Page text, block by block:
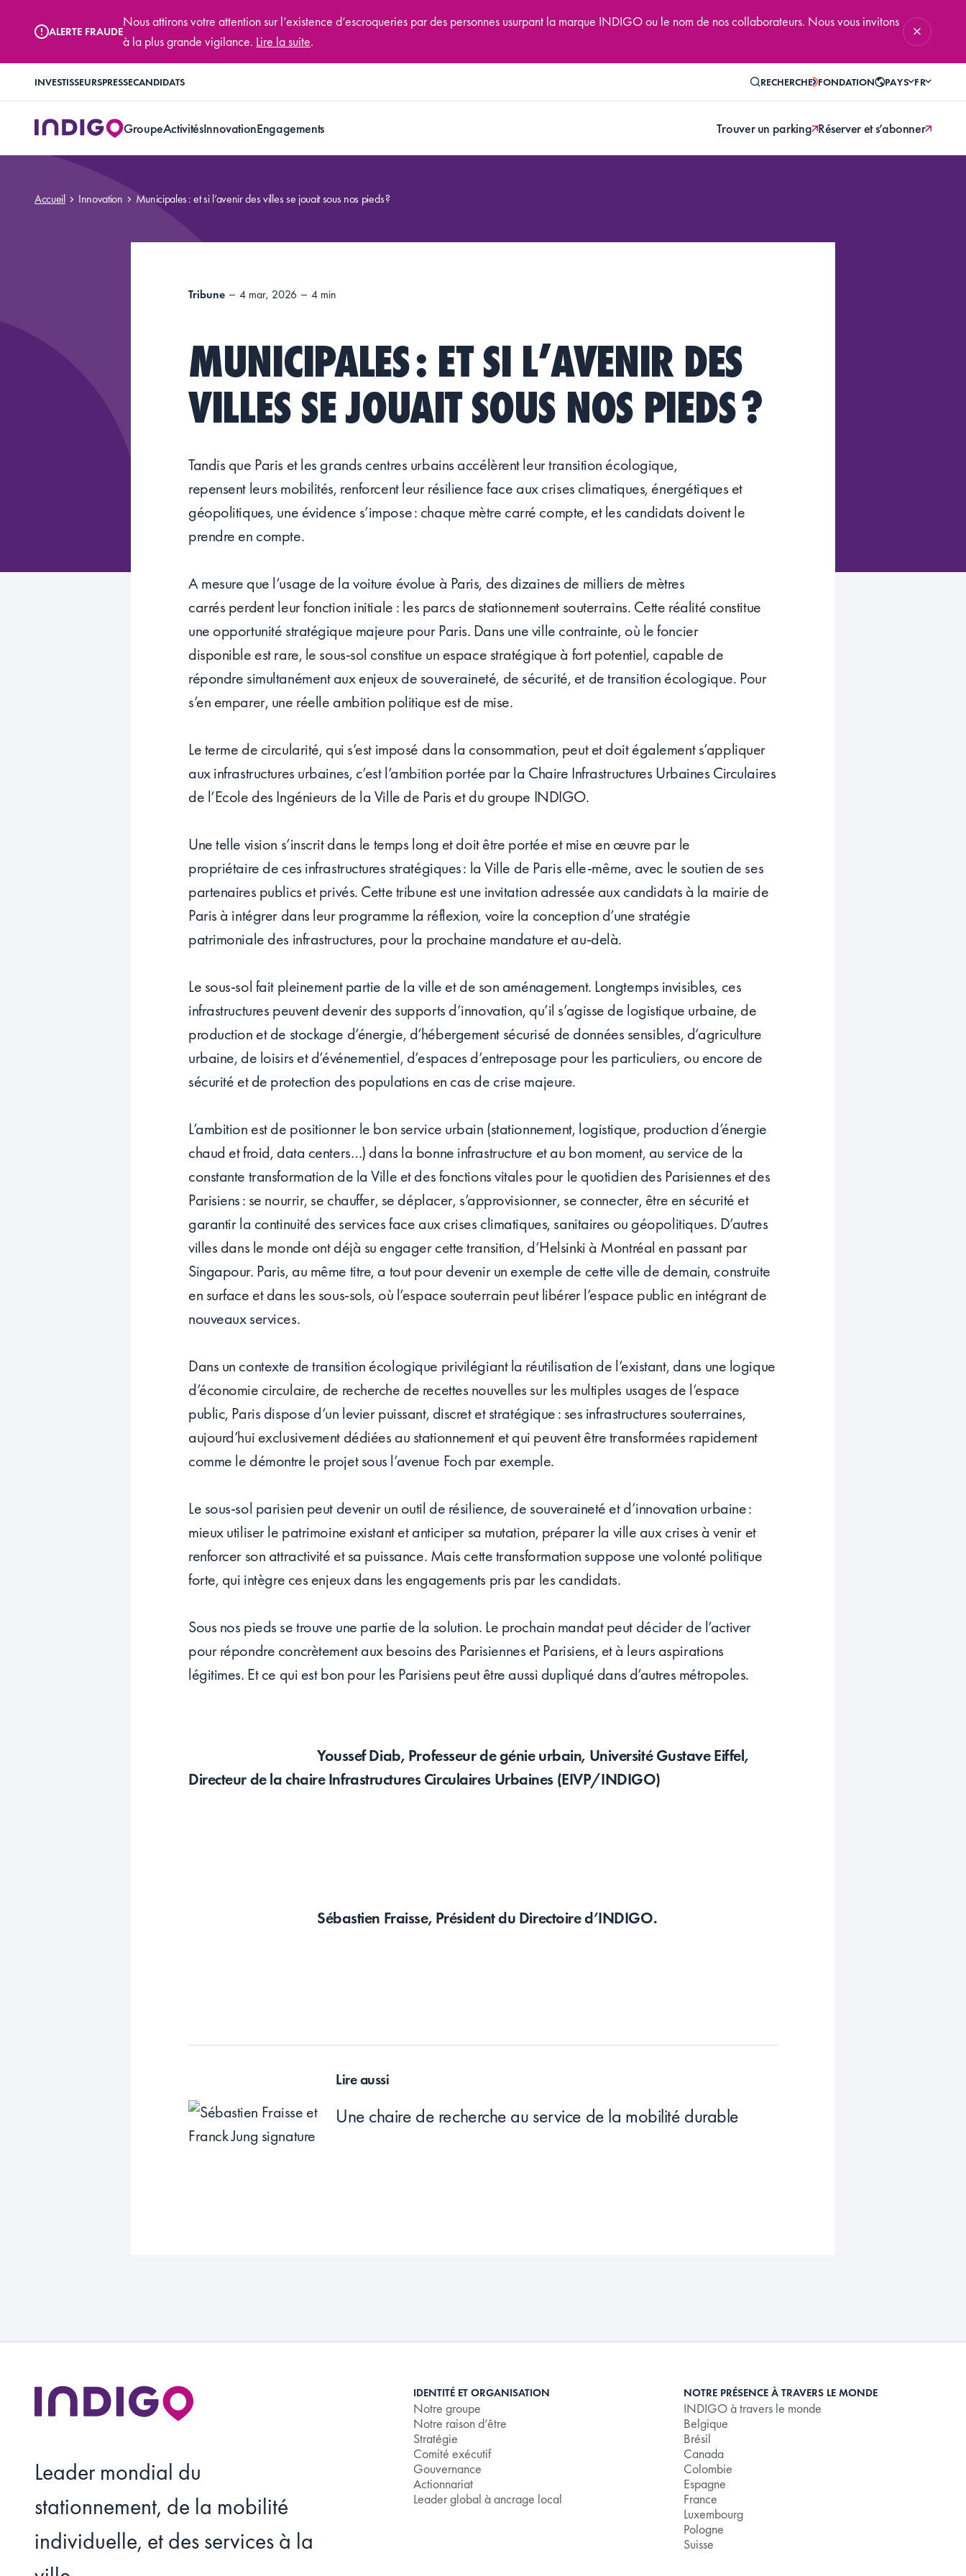
ALERTE FRAUDE
Nous attirons votre attention sur l’existence d’escroqueries par des personnes usurpant la marque INDIGO ou le nom de nos collaborateurs. Nous vous invitons
à la plus grande vigilance. Lire la suite.
INVESTISSEURSPRESSECANDIDATS RECHERCHE FONDATION PAYS FR
GroupeActivitésInnovationEngagements Trouver un parking Réserver et s’abonner
Accueil Innovation Municipales : et si l’avenir des villes se jouait sous nos pieds ?
Tribune 4 mar, 2026 4 min
MUNICIPALES : ET SI L’AVENIR DES
VILLES SE JOUAIT SOUS NOS PIEDS ?
Tandis que Paris et les grands centres urbains accélèrent leur transition écologique,
repensent leurs mobilités, renforcent leur résilience face aux crises climatiques, énergétiques et
géopolitiques, une évidence s’impose : chaque mètre carré compte, et les candidats doivent le
prendre en compte.
A mesure que l’usage de la voiture évolue à Paris, des dizaines de milliers de mètres
carrés perdent leur fonction initiale : les parcs de stationnement souterrains. Cette réalité constitue
une opportunité stratégique majeure pour Paris. Dans une ville contrainte, où le foncier
disponible est rare, le sous-sol constitue un espace stratégique à fort potentiel, capable de
répondre simultanément aux enjeux de souveraineté, de sécurité, et de transition écologique. Pour
s’en emparer, une réelle ambition politique est de mise.
Le terme de circularité, qui s’est imposé dans la consommation, peut et doit également s’appliquer
aux infrastructures urbaines, c’est l’ambition portée par la Chaire Infrastructures Urbaines Circulaires
de l’Ecole des Ingénieurs de la Ville de Paris et du groupe INDIGO.
Une telle vision s’inscrit dans le temps long et doit être portée et mise en œuvre par le
propriétaire de ces infrastructures stratégiques : la Ville de Paris elle-même, avec le soutien de ses
partenaires publics et privés. Cette tribune est une invitation adressée aux candidats à la mairie de
Paris à intégrer dans leur programme la réflexion, voire la conception d’une stratégie
patrimoniale des infrastructures, pour la prochaine mandature et au-delà.
Le sous-sol fait pleinement partie de la ville et de son aménagement. Longtemps invisibles, ces
infrastructures peuvent devenir des supports d’innovation, qu’il s’agisse de logistique urbaine, de
production et de stockage d’énergie, d’hébergement sécurisé de données sensibles, d’agriculture
urbaine, de loisirs et d’événementiel, d’espaces d’entreposage pour les particuliers, ou encore de
sécurité et de protection des populations en cas de crise majeure.
L’ambition est de positionner le bon service urbain (stationnement, logistique, production d’énergie
chaud et froid, data centers…) dans la bonne infrastructure et au bon moment, au service de la
constante transformation de la Ville et des fonctions vitales pour le quotidien des Parisiennes et des
Parisiens : se nourrir, se chauffer, se déplacer, s’approvisionner, se connecter, être en sécurité et
garantir la continuité des services face aux crises climatiques, sanitaires ou géopolitiques. D’autres
villes dans le monde ont déjà su engager cette transition, d’Helsinki à Montréal en passant par
Singapour. Paris, au même titre, a tout pour devenir un exemple de cette ville de demain, construite
en surface et dans les sous-sols, où l’espace souterrain peut libérer l’espace public en intégrant de
nouveaux services.
Dans un contexte de transition écologique privilégiant la réutilisation de l’existant, dans une logique
d’économie circulaire, de recherche de recettes nouvelles sur les multiples usages de l’espace
public, Paris dispose d’un levier puissant, discret et stratégique : ses infrastructures souterraines,
aujourd’hui exclusivement dédiées au stationnement et qui peuvent être transformées rapidement
comme le démontre le projet sous l’avenue Foch par exemple.
Le sous-sol parisien peut devenir un outil de résilience, de souveraineté et d’innovation urbaine :
mieux utiliser le patrimoine existant et anticiper sa mutation, préparer la ville aux crises à venir et
renforcer son attractivité et sa puissance. Mais cette transformation suppose une volonté politique
forte, qui intègre ces enjeux dans les engagements pris par les candidats.
Sous nos pieds se trouve une partie de la solution. Le prochain mandat peut décider de l’activer
pour répondre concrètement aux besoins des Parisiennes et Parisiens, et à leurs aspirations
légitimes. Et ce qui est bon pour les Parisiens peut être aussi dupliqué dans d’autres métropoles.
Youssef Diab, Professeur de génie urbain, Université Gustave Eiffel,
Directeur de la chaire Infrastructures Circulaires Urbaines (EIVP/INDIGO)
Sébastien Fraisse, Président du Directoire d’INDIGO.
Lire aussi
Une chaire de recherche au service de la mobilité durable
Leader mondial du
stationnement, de la mobilité
individuelle, et des services à la
IDENTITÉ ET ORGANISATION
Notre groupe
Notre raison d’être
Stratégie
Comité exécutif
Gouvernance
Actionnariat
Leader global à ancrage local
NOTRE PRÉSENCE À TRAVERS LE MONDE
INDIGO à travers le monde
Belgique
Brésil
Canada
Colombie
Espagne
France
Luxembourg
Pologne
Suisse